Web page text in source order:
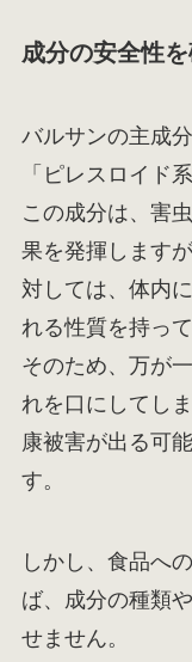
成分の安全性
バルサンの主成
「ピレスロイド
この成分は、害
果を発揮します
対しては、体内
れる性質を持って
そのため、万が
れを口にしてし
康被害が出る可
す。
しかし、食品へ
ば、成分の種類
せません。